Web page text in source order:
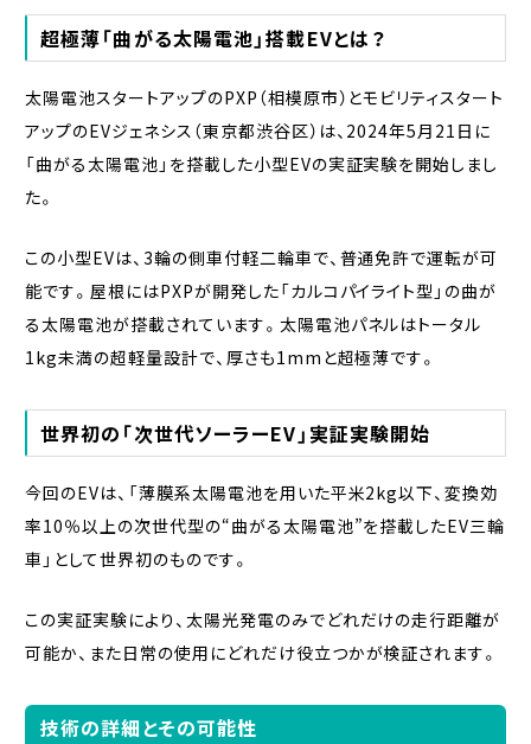
超極薄「曲がる太陽電池」搭載EVとは？
太陽電池スタートアップのPXP（相模原市）とモビリティスタート
アップのEVジェネシス（東京都渋谷区）は、2024年5月21日に
「曲がる太陽電池」を搭載した小型EVの実証実験を開始しまし
た。
この小型EVは、3輪の側車付軽二輪車で、普通免許で運転が可
能です。屋根にはPXPが開発した「カルコパイライト型」の曲が
る太陽電池が搭載されています。太陽電池パネルはトータル
1kg未満の超軽量設計で、厚さも1mmと超極薄です。
世界初の「次世代ソーラーEV」実証実験開始
今回のEVは、「薄膜系太陽電池を用いた平米2kg以下、変換効
率10％以上の次世代型の“曲がる太陽電池”を搭載したEV三輪
車」として世界初のものです。
この実証実験により、太陽光発電のみでどれだけの走行距離が
可能か、また日常の使用にどれだけ役立つかが検証されます。
技術の詳細とその可能性